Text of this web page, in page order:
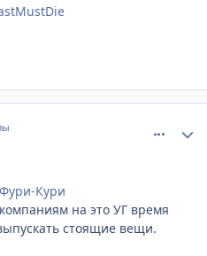
Кури
на это УГ время
стоящие вещи.